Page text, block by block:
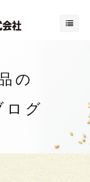
の
ログ